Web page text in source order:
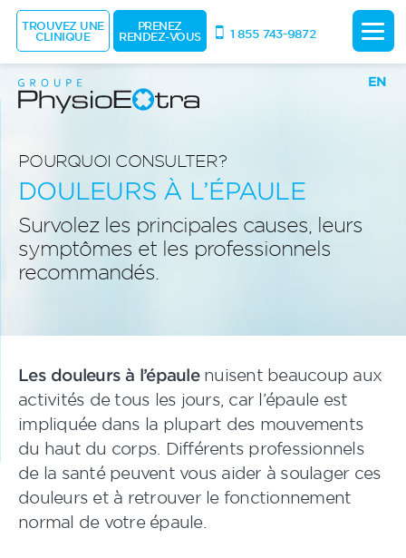
EN
POURQUOI CONSULTER?
DOULEURS À L’ÉPAULE
Survolez les principales causes, leurs
symptômes et les professionnels
recommandés.
Les douleurs à l’épaulenuisent beaucoup aux
activités de tous les jours, car l’épaule est
impliquée dans la plupart des mouvements
du haut du corps. Différents professionnels
de la santé peuvent vous aider à soulager ces
douleurs et à retrouver le fonctionnement
normal de votre épaule.
TROUVEZ UNE
CLINIQUE
PRENEZ
RENDEZ-VOUS 1 855 743-9872